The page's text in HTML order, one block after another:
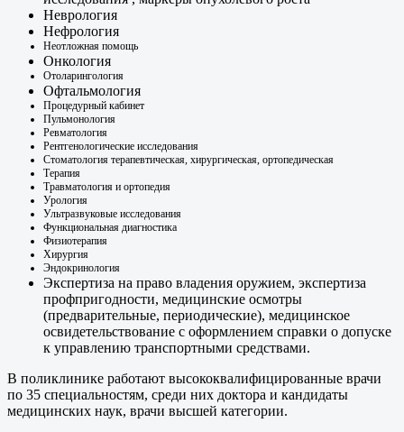
Неврология
Нефрология
Неотложная помощь
Онкология
Отоларингология
Офтальмология
Процедурный кабинет
Пульмонология
Ревматология
Рентгенологические исследования
Стоматология терапевтическая, хирургическая, ортопедическая
Терапия
Травматология и ортопедия
Урология
Ультразвуковые исследования
Функциональная диагностика
Физиотерапия
Хирургия
Эндокринология
Экспертиза на право владения оружием, экспертиза
профпригодности, медицинские осмотры
(предварительные, периодические), медицинское
освидетельствование с оформлением справки о допуске
к управлению транспортными средствами.
В поликлинике работают высококвалифицированные врачи
по 35 специальностям, среди них доктора и кандидаты
медицинских наук, врачи высшей категории.